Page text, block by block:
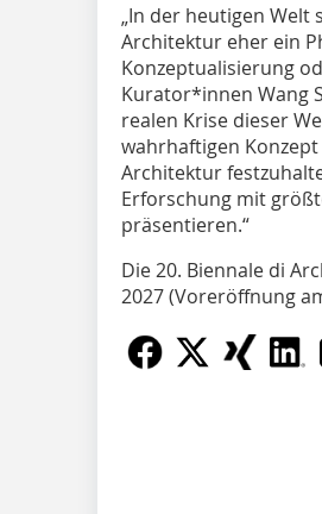
„In der heutigen
Architektur eher ein
Konzeptualisierung
Kurator*innen Wang
realen Krise dieser
wahrhaftigen
Architektur
Erforschung mit
präsentieren.“
Die 20. Biennale di
2027 (Voreröffnung